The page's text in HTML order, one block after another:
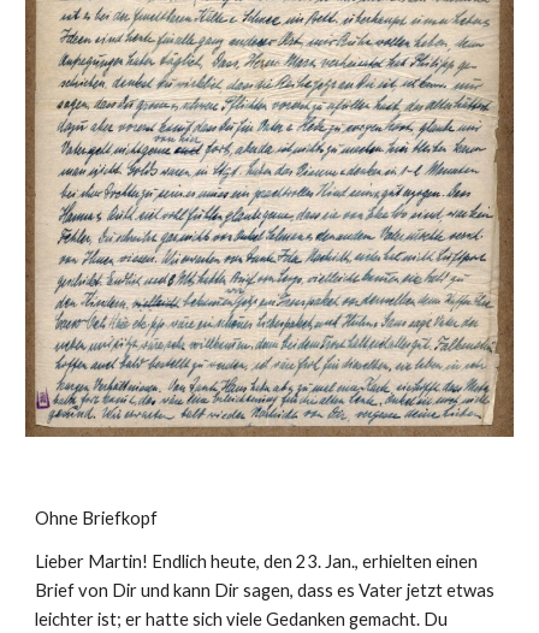
Ohne Briefkopf
Lieber Martin! Endlich heute, den 23. Jan., erhielten einen
Brief von Dir und kann Dir sagen, dass es Vater jetzt etwas
leichter ist; er hatte sich viele Gedanken gemacht. Du